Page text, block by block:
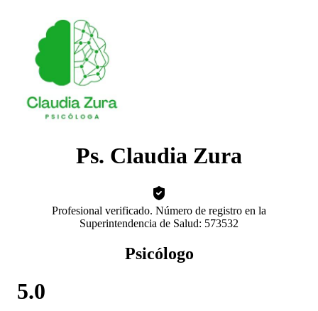
Ps. Claudia Zura
Profesional verificado. Número de registro en la
Superintendencia de Salud: 573532
Psicólogo
5.0